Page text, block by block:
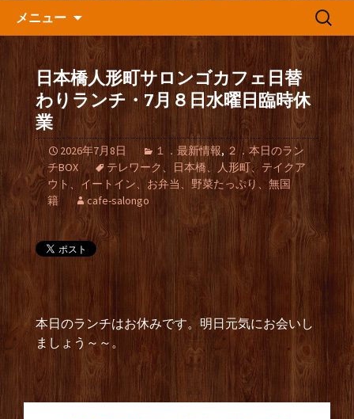
メニュー
検
日本橋人形町サロンゴカフェ日替
わりランチ・7月８日水曜日臨時休
業
2026年7月8日 １．最新情報, ２．本日のラン
チBOX
テレワーク、日本橋、人形町、テイクア
ウト、イートイン、お弁当、野菜たっぷり、無国
籍
cafe-salongo
本日のランチはお休みです。明日元気にお会いし
ましょう～～。